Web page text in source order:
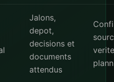
Jalons,
depot,
decisions et
documents
attendus